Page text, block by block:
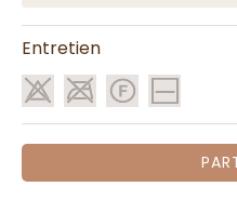
Entretien